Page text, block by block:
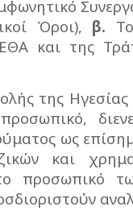
Όροι), β.
και της
της
ως
και
προσωπικό